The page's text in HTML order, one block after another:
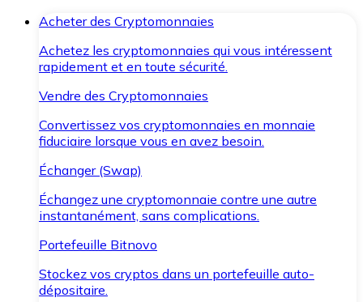
Acheter des Cryptomonnaies
Achetez les cryptomonnaies qui vous intéressent
rapidement et en toute sécurité.
Vendre des Cryptomonnaies
Convertissez vos cryptomonnaies en monnaie
fiduciaire lorsque vous en avez besoin.
Échanger (Swap)
Échangez une cryptomonnaie contre une autre
instantanément, sans complications.
Portefeuille Bitnovo
Stockez vos cryptos dans un portefeuille auto-
dépositaire.